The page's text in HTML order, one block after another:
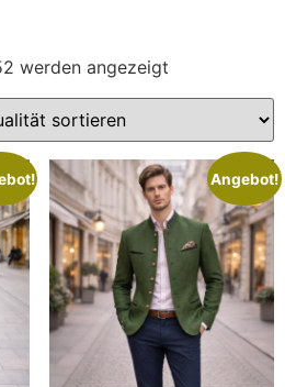
werden angezeigt
Angebot!